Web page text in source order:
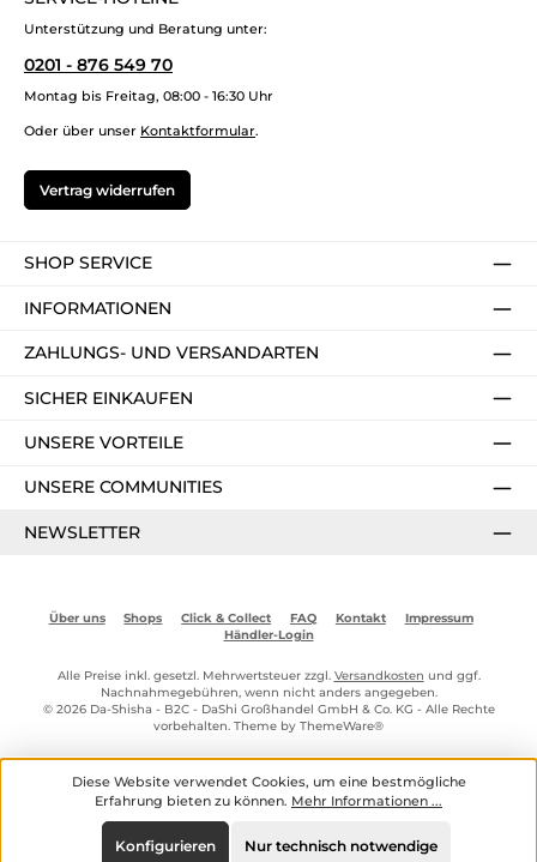
Unterstützung und Beratung unter:
0201 - 876 549 70
Montag bis Freitag, 08:00 - 16:30 Uhr
Oder über unser Kontaktformular.
Vertrag widerrufen
SHOP SERVICE
INFORMATIONEN
ZAHLUNGS- UND VERSANDARTEN
SICHER EINKAUFEN
UNSERE VORTEILE
UNSERE COMMUNITIES
NEWSLETTER
Über uns Shops Click & Collect FAQ Kontakt
Impressum
Händler-Login
Alle Preise inkl. gesetzl. Mehrwertsteuer zzgl. Versandkosten und ggf.
Nachnahmegebühren, wenn nicht anders angegeben.
© 2026 Da-Shisha - B2C - DaShi Großhandel GmbH & Co. KG - Alle Rechte
vorbehalten. Theme by ThemeWare®
Diese Website verwendet Cookies, um eine bestmögliche
Erfahrung bieten zu können. Mehr Informationen ...
Nur technisch notwendige
Konfigurieren